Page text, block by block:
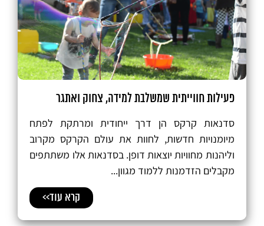
פעילות חווייתית שמשלבת למידה, צחוק ואתגר
סדנאות קרקס הן דרך ייחודית ומרתקת לפתח
מיומנויות חדשות, לחוות את עולם הקרקס מקרוב
וליהנות מחוויות יוצאות דופן. בסדנאות אלו משתתפים
מקבלים הזדמנות ללמוד מגוון...
קרא עוד>>